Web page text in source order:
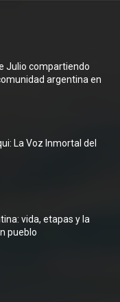
Julio compartiendo
argentina en
La Voz Inmortal del
vida, etapas y la
pueblo